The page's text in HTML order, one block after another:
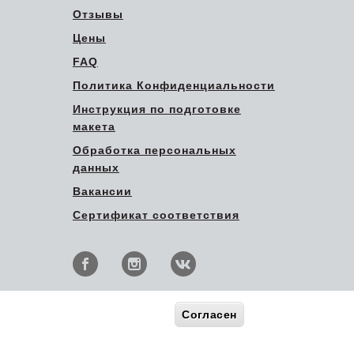
Отзывы
Цены
FAQ
Политика Конфиденциальности
Инструкция по подготовке
макета
Обработка персональных
данных
Вакансии
Сертификат соответствия
Согласен